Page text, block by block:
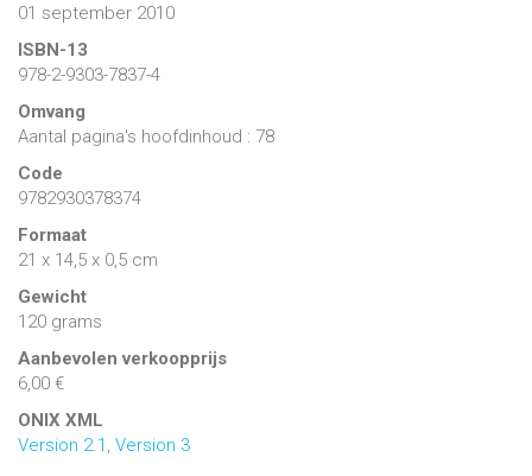
01 september 2010
ISBN-13
978-2-9303-7837-4
Omvang
Aantal pagina's hoofdinhoud : 78
Code
9782930378374
Formaat
21 x 14,5 x 0,5 cm
Gewicht
120 grams
Aanbevolen verkoopprijs
6,00 €
ONIX XML
Version 2.1 Version 3